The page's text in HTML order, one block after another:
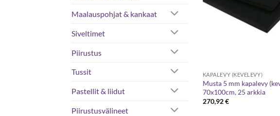
Maalauspohjat & kankaat
Siveltimet
Piirustus
Tussit
Pastellit & liidut
Piirustusvälineet
KAPALEVY (KEVELEVY)
Musta 5 mm kapalevy
70x100cm, 25 arkkia
270,92€